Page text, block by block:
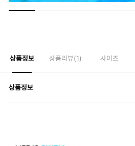
상품정보 상품리뷰(1) 사이즈
상품정보